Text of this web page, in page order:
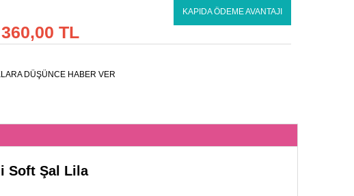
KAPIDA ÖDEME AVANTAJI
360,00 TL
DÜŞÜNCE HABER VER
Soft Şal Lila